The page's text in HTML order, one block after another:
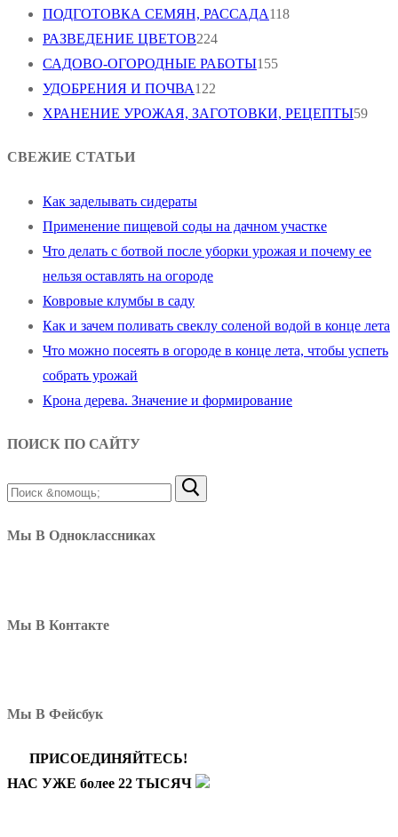
ПОДГОТОВКА СЕМЯН, РАССАДА118
РАЗВЕДЕНИЕ ЦВЕТОВ224
САДОВО-ОГОРОДНЫЕ РАБОТЫ155
УДОБРЕНИЯ И ПОЧВА122
ХРАНЕНИЕ УРОЖАЯ, ЗАГОТОВКИ, РЕЦЕПТЫ59
СВЕЖИЕ СТАТЬИ
Как заделывать сидераты
Применение пищевой соды на дачном участке
Что делать с ботвой после уборки урожая и почему ее
нельзя оставлять на огороде
Ковровые клумбы в саду
Как и зачем поливать свеклу соленой водой в конце лета
Что можно посеять в огороде в конце лета, чтобы успеть
собрать урожай
Крона дерева. Значение и формирование
ПОИСК ПО САЙТУ
Найти:
Мы В Одноклассниках
Мы В Контакте
Мы В Фейсбук
ПРИСОЕДИНЯЙТЕСЬ!
НАС УЖЕ более 22 ТЫСЯЧ